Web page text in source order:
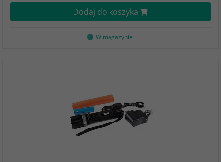
Dodaj do koszyka
W magazynie